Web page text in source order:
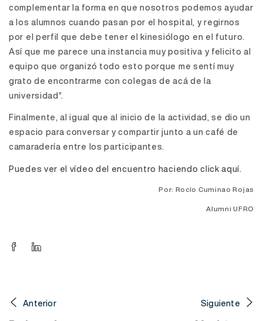
complementar la forma en que nosotros podemos ayudar
a los alumnos cuando pasan por el hospital, y regirnos
por el perfil que debe tener el kinesiólogo en el futuro.
Así que me parece una instancia muy positiva y felicito al
equipo que organizó todo esto porque me sentí muy
grato de encontrarme con colegas de acá de la
universidad”.
Finalmente, al igual que al inicio de la actividad, se dio un
espacio para conversar y compartir junto a un café de
camaradería entre los participantes.
Puedes ver el vídeo del encuentro haciendo click aquí.
Por: Rocío Cuminao Rojas
Alumni UFRO
Anterior Siguiente